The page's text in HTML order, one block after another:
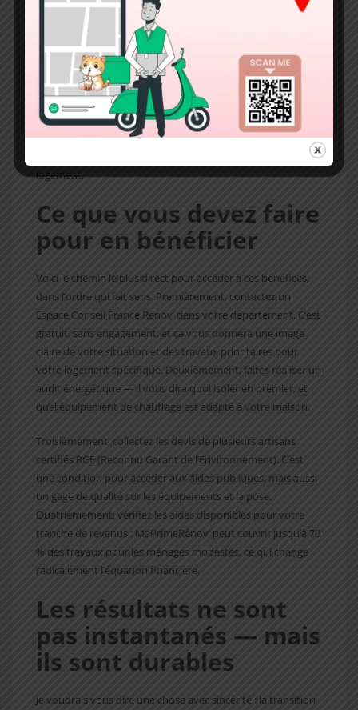
dans le temps.
À l’extérieur, chaque équipement renouvelable installé
contribue modestement mais réellement à réduire la
pollution locale. Des études mesurent cette amélioration
dans les communes qui ont engagé des programmes de
rénovation à large échelle. C’est un bénéfice collectif auquel
vous contribuez en même temps que vous bénéficiez
logement.
Ce que vous devez faire
pour en bénéficier
Voici le chemin le plus direct pour accéder à ces bénéfices,
dans l’ordre qui fait sens. Premièrement, contactez un
Espace Conseil France Rénov’ dans votre département. C’est
gratuit, sans engagement, et ça vous donnera une image
claire de votre situation et des travaux prioritaires pour
votre logement spécifique. Deuxièmement, faites réaliser un
audit énergétique — il vous dira quoi isoler en premier, et
quel équipement de chauffage est adapté à votre maison.
Troisièmement, collectez les devis de plusieurs artisans
certifiés RGE (Reconnu Garant de l’Environnement). C’est
une condition pour accéder aux aides publiques, mais aussi
un gage de qualité sur les équipements et la pose.
Quatrièmement, vérifiez les aides disponibles pour votre
tranche de revenus : MaPrimeRénov’ peut couvrir jusqu’à 70
% des travaux pour les ménages modestes, ce qui change
radicalement l’équation financière.
Les résultats ne sont
pas instantanés — mais
ils sont durables
Je voudrais vous dire une chose avec sincérité : la transition